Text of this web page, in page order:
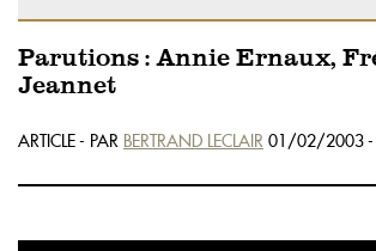
Parutions : Annie Ernaux,
Jeannet
ARTICLE - PAR BERTRAND LECLAIR 01/02/2003 -